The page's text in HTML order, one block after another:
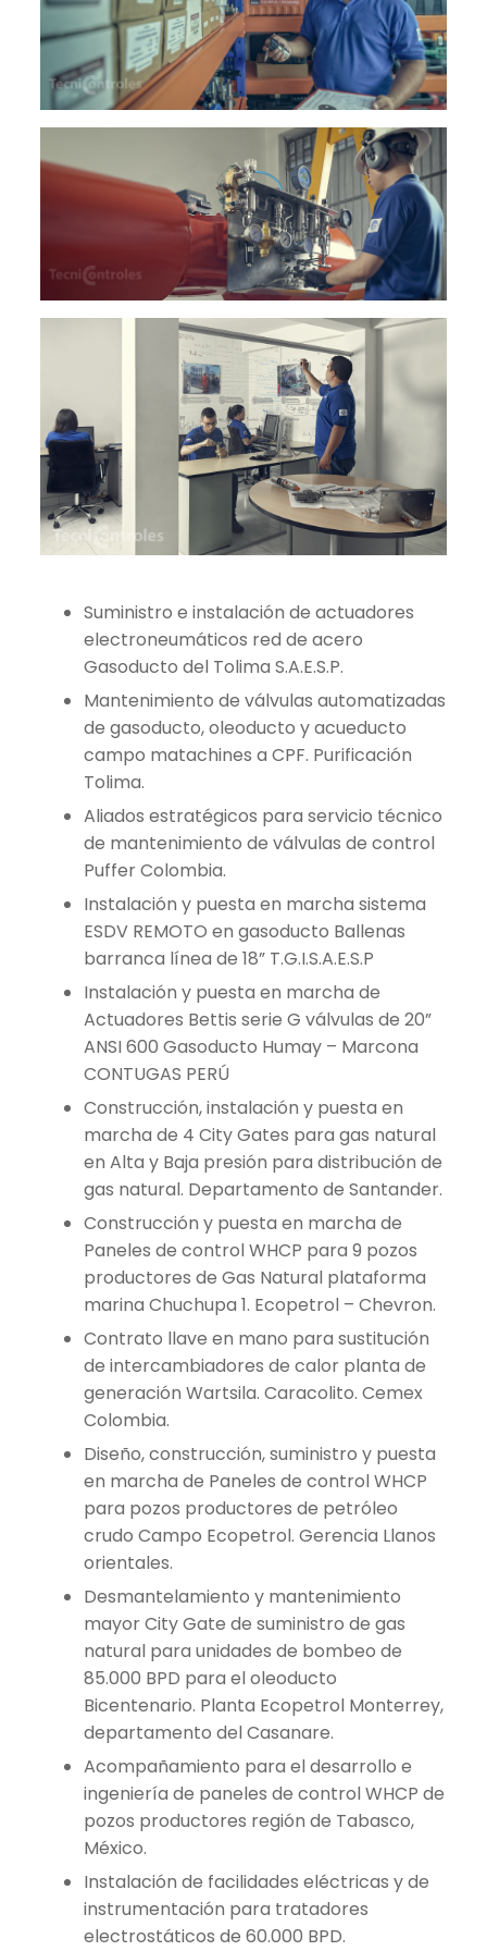
Suministro e instalación de actuadores
electroneumáticos red de acero
Gasoducto del Tolima S.A.E.S.P.
Mantenimiento de válvulas automatizadas
de gasoducto, oleoducto y acueducto
campo matachines a CPF. Purificación
Tolima.
Aliados estratégicos para servicio técnico
de mantenimiento de válvulas de control
Puffer Colombia.
Instalación y puesta en marcha sistema
ESDV REMOTO en gasoducto Ballenas
barranca línea de 18” T.G.I.S.A.E.S.P
Instalación y puesta en marcha de
Actuadores Bettis serie G válvulas de 20”
ANSI 600 Gasoducto Humay – Marcona
CONTUGAS PERÚ
Construcción, instalación y puesta en
marcha de 4 City Gates para gas natural
en Alta y Baja presión para distribución de
gas natural. Departamento de Santander.
Construcción y puesta en marcha de
Paneles de control WHCP para 9 pozos
productores de Gas Natural plataforma
marina Chuchupa 1. Ecopetrol – Chevron.
Contrato llave en mano para sustitución
de intercambiadores de calor planta de
generación Wartsila. Caracolito. Cemex
Colombia.
Diseño, construcción, suministro y puesta
en marcha de Paneles de control WHCP
para pozos productores de petróleo
crudo Campo Ecopetrol. Gerencia Llanos
orientales.
Desmantelamiento y mantenimiento
mayor City Gate de suministro de gas
natural para unidades de bombeo de
85.000 BPD para el oleoducto
Bicentenario. Planta Ecopetrol Monterrey,
departamento del Casanare.
Acompañamiento para el desarrollo e
ingeniería de paneles de control WHCP de
pozos productores región de Tabasco,
México.
Instalación de facilidades eléctricas y de
instrumentación para tratadores
electrostáticos de 60.000 BPD.